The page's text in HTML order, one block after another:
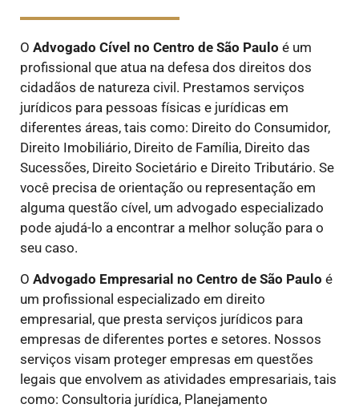
O Advogado Cível no Centro de São Paulo é um
profissional que atua na defesa dos direitos dos
cidadãos de natureza civil. Prestamos serviços
jurídicos para pessoas físicas e jurídicas em
diferentes áreas, tais como: Direito do Consumidor,
Direito Imobiliário, Direito de Família, Direito das
Sucessões, Direito Societário e Direito Tributário. Se
você precisa de orientação ou representação em
alguma questão cível, um advogado especializado
pode ajudá-lo a encontrar a melhor solução para o
seu caso.
O Advogado Empresarial no Centro de São Paulo é
um profissional especializado em direito
empresarial, que presta serviços jurídicos para
empresas de diferentes portes e setores. Nossos
serviços visam proteger empresas em questões
legais que envolvem as atividades empresariais, tais
como: Consultoria jurídica, Planejamento